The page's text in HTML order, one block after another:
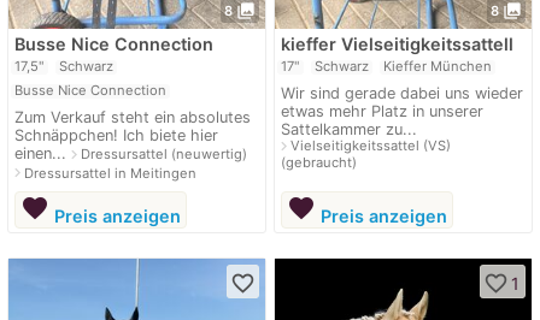
8 photo_library
Busse Nice Connection
17,5"
Schwarz
Busse Nice Connection
Zum Verkauf steht ein absolutes
Schnäppchen! Ich biete hier
einen... navigate_nextDressursattel (neuwertig)
navigate_nextDressursattel in Meitingen
favorite Preis anzeigen
8 photo_library
kieffer Vielseitigkeitssattell
17" Schwarz Kieffer München
Wir sind gerade dabei uns wieder
etwas mehr Platz in unserer
Sattelkammer zu...
navigate_nextVielseitigkeitssattel (VS)
(gebraucht)
favorite Preis anzeigen
favorite_border favorite_border 1